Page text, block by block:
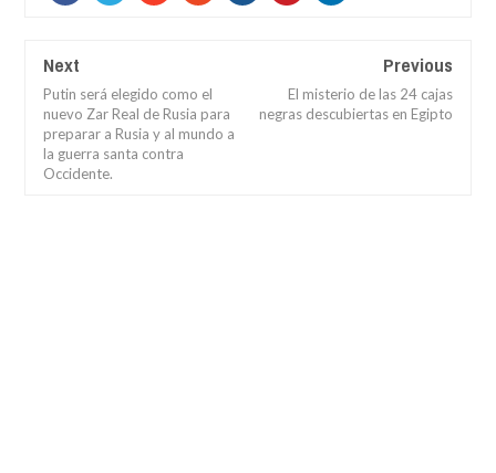
Next
Putin será elegido como el
nuevo Zar Real de Rusia para
preparar a Rusia y al mundo a
la guerra santa contra
Occidente.
Previous
El misterio de las 24 cajas
negras descubiertas en Egipto